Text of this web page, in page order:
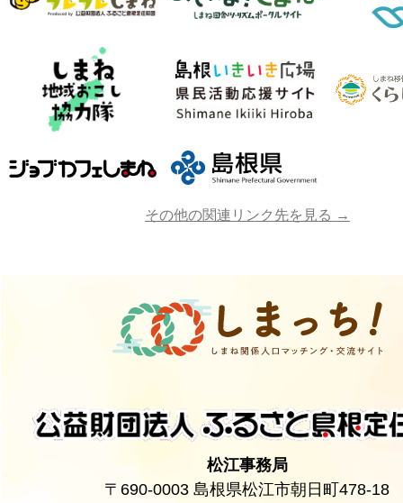
その他の関連リンク先を見る →
松江事務局
〒690-0003 島根県松江市朝日町478-18